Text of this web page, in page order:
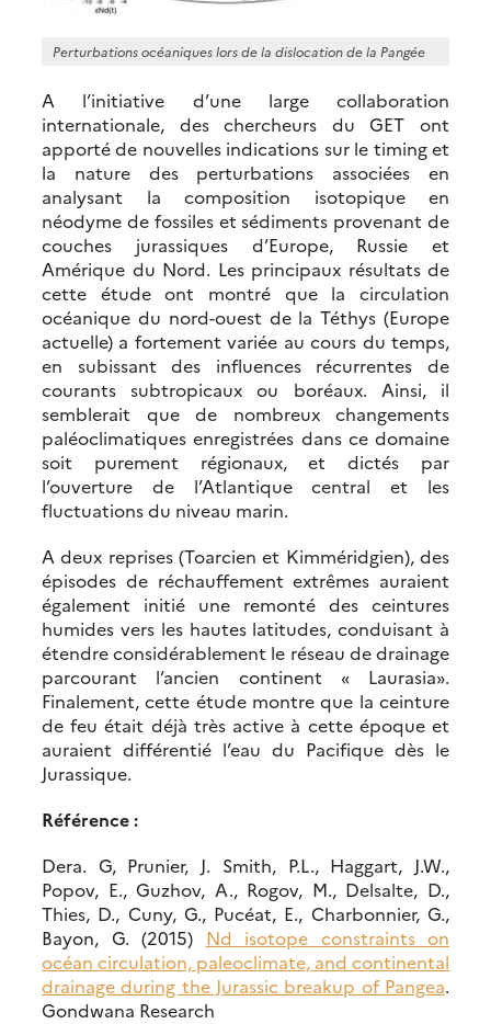
Perturbations océaniques lors de la dislocation de la Pangée
A l’initiative d’une large collaboration
internationale, des chercheurs du GET ont
apporté de nouvelles indications sur le timing et
la nature des perturbations associées en
analysant la composition isotopique en
néodyme de fossiles et sédiments provenant de
couches jurassiques d’Europe, Russie et
Amérique du Nord. Les principaux résultats de
cette étude ont montré que la circulation
océanique du nord-ouest de la Téthys (Europe
actuelle) a fortement variée au cours du temps,
en subissant des influences récurrentes de
courants subtropicaux ou boréaux. Ainsi, il
semblerait que de nombreux changements
paléoclimatiques enregistrées dans ce domaine
soit purement régionaux, et dictés par
l’ouverture de l’Atlantique central et les
fluctuations du niveau marin.
A deux reprises (Toarcien et Kimméridgien), des
épisodes de réchauffement extrêmes auraient
également initié une remonté des ceintures
humides vers les hautes latitudes, conduisant à
étendre considérablement le réseau de drainage
parcourant l’ancien continent « Laurasia».
Finalement, cette étude montre que la ceinture
de feu était déjà très active à cette époque et
auraient différentié l’eau du Pacifique dès le
Jurassique.
Référence :
Dera. G, Prunier, J. Smith, P.L., Haggart, J.W.,
Popov, E., Guzhov, A., Rogov, M., Delsalte, D.,
Thies, D., Cuny, G., Pucéat, E., Charbonnier, G.,
Bayon, G. (2015) Nd isotope constraints on
océan circulation, paleoclimate, and continental
drainage during the Jurassic breakup of Pangea.
Gondwana Research